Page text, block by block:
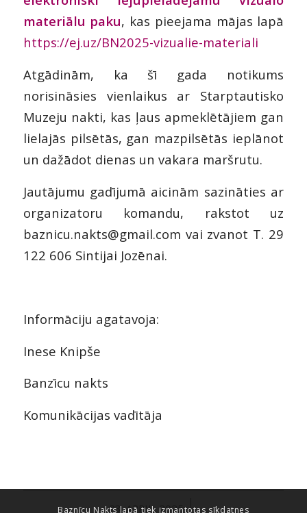
materiālu paku, kas pieejama mājas lapā
https://ej.uz/BN2025-vizualie-materiali
Atgādinām, ka šī gada notikums
norisināsies vienlaikus ar Starptautisko
Muzeju nakti, kas ļaus apmeklētājiem gan
lielajās pilsētās, gan mazpilsētās ieplānot
un dažādot dienas un vakara maršrutu.
Jautājumu gadījumā aicinām sazināties ar
organizatoru komandu, rakstot uz
baznicu.nakts@gmail.com vai zvanot T. 29
122 606 Sintijai Jozēnai.
Informāciju agatavoja:
Inese Knipše
Banzīcu nakts
Komunikācijas vadītāja
23. APRIL, 2025
/
Baznīcu Nakts lapā tiek izmantotas sīkdatnes